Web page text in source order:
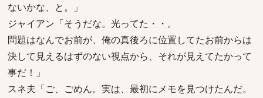
ないかな、と。」
ジャイアン「そうだな。光ってた・・。
問題はなんでお前が、俺の真後ろに位置してたお前からは
決して見えるはずのない視点から、それが見えてたかって
事だ！」
スネ夫「ご、ごめん。実は、最初にメモを見つけたんだ。